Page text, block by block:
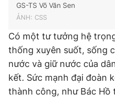
GS-TS Võ Văn Sen
ẢNH: CSS
Có một tư tưởng hệ
thống xuyên suốt, sống
nước và giữ nước của
kết. Sức mạnh đại đoàn
thành công, như Bác Hồ